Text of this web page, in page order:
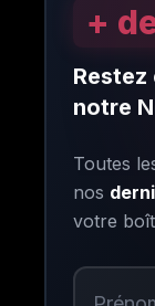
+
notre
Toutes
nos
votre